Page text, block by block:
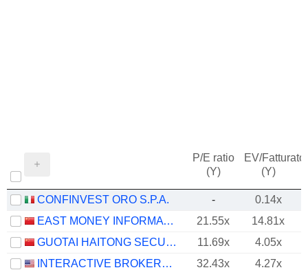
P/E ratio
(Y)
EV/Fatturato
(Y)
CONFINVEST ORO S.P.A. -
0.14x
EAST MONEY INFORMATION CO.,LTD.
21.55x 14.81x
GUOTAI HAITONG SECURITIES CO., LTD.
11.69x
4.05x
INTERACTIVE BROKERS GROUP, INC.
32.43x
4.27x